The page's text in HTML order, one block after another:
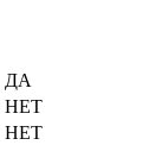
ДА
НЕТ
НЕТ